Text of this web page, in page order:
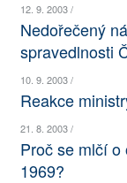
PLNÁ VERZE
12. 9. 2003 /
Nedořečený
spravedlnosti
10. 9. 2003 /
Reakce
21. 8. 2003 /
Proč se mlčí
1969?